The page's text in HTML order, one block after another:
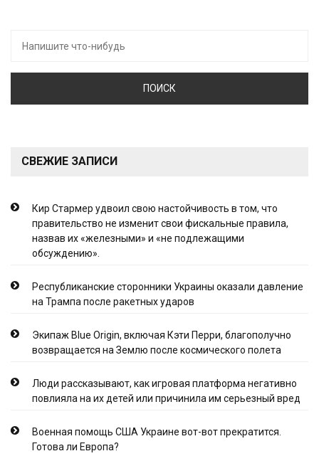
СВЕЖИЕ ЗАПИСИ
Кир Стармер удвоил свою настойчивость в том, что
правительство не изменит свои фискальные правила,
назвав их «железными» и «не подлежащими
обсуждению».
Республиканские сторонники Украины оказали давление
на Трампа после ракетных ударов
Экипаж Blue Origin, включая Кэти Перри, благополучно
возвращается на Землю после космического полета
Люди рассказывают, как игровая платформа негативно
повлияла на их детей или причинила им серьезный вред
Военная помощь США Украине вот-вот прекратится.
Готова ли Европа?